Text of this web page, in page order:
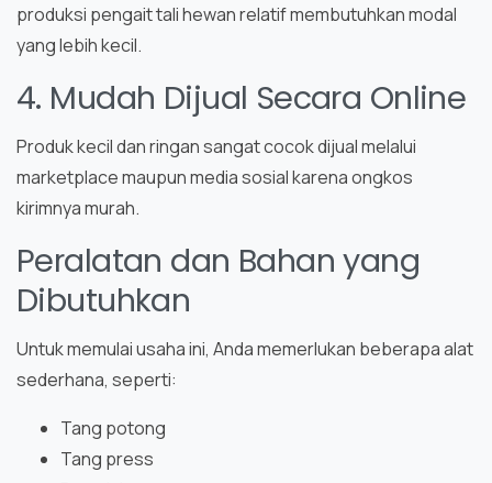
produksi pengait tali hewan relatif membutuhkan modal
yang lebih kecil.
4. Mudah Dijual Secara Online
Produk kecil dan ringan sangat cocok dijual melalui
marketplace maupun media sosial karena ongkos
kirimnya murah.
Peralatan dan Bahan yang
Dibutuhkan
Untuk memulai usaha ini, Anda memerlukan beberapa alat
sederhana, seperti:
Tang potong
Tang press